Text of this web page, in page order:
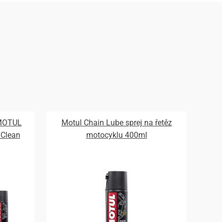
Motul Chain Lube sprej na řetěz
motocyklu 400ml